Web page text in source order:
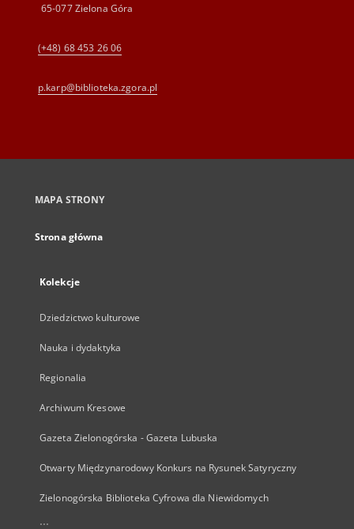
65-077 Zielona Góra
(+48) 68 453 26 06
p.karp@biblioteka.zgora.pl
MAPA STRONY
Strona główna
Kolekcje
Dziedzictwo kulturowe
Nauka i dydaktyka
Regionalia
Archiwum Kresowe
Gazeta Zielonogórska - Gazeta Lubuska
Otwarty Międzynarodowy Konkurs na Rysunek Satyryczny
Zielonogórska Biblioteka Cyfrowa dla Niewidomych
...